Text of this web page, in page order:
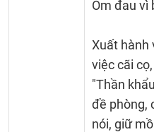
Ốm đau vì
Xuất hành
việc cãi
"Thần
đề phòng,
nói, giữ